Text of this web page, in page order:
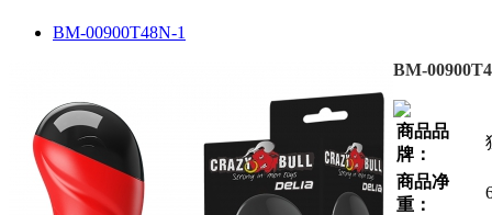
BM-00900T48N-1
BM-
商品品
牌：
商品净
重：